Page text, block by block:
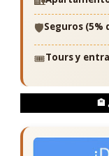
🛡️Seguros (5%
🎟️Tours y
🏨